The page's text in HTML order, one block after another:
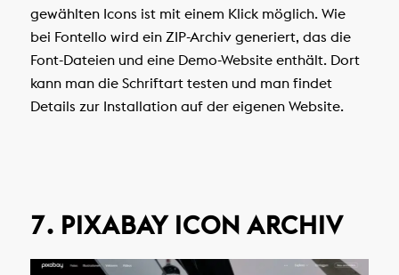
gewählten Icons ist mit einem Klick möglich. Wie
bei Fontello wird ein ZIP-Archiv generiert, das die
Font-Dateien und eine Demo-Website enthält. Dort
kann man die Schriftart testen und man findet
Details zur Installation auf der eigenen Website.
7. PIXABAY ICON ARCHIV